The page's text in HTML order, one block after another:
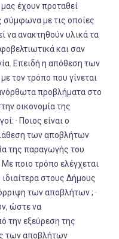
έχουν προταθεί
σύμφωνα με τις οποίες
να ανακτηθούν υλικά τα
και σαν
Επειδή η απόθεση των
τον τρόπο που γίνεται
προβλήματα στο
οικονομία της
· Ποιος είναι ο
των αποβλήτων
της παραγωγής του
Με ποιο τρόπο ελέγχεται
στους Δήμους
των αποβλήτων ; ·
ώστε να
την εξεύρεση της
των αποβλήτων